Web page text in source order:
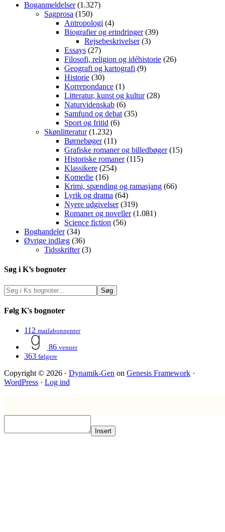
Boganmeldelser(1.327)
Sagprosa (150)
Antropologi (4)
Biografier og erindringer(39)
Rejsebeskrivelser(3)
Essays (27)
Filosofi, religion og idéhistorie (26)
Geografi og kartografi (9)
Historie (30)
Korrepondance (1)
Litteratur, kunst og kultur(28)
Naturvidenskab (6)
Samfund og debat (35)
Sport og fritid (6)
Skønlitteratur(1.232)
Børnebøger(11)
Grafiske romaner og billedbøger(15)
Historiske romaner(115)
Klassikere (254)
Komedie (16)
Krimi, spænding og ramasjang (66)
Lyrik og drama (64)
Nyere udgivelser(319)
Romaner og noveller(1.081)
Science fiction (56)
Boghandeler(34)
Øvrige indlæg (36)
Tidsskrifter(3)
Søg i K’s bognoter
Følg K's bognoter
112 mailabonnenter
86 venner
363 følgere
Copyright © 2026 · Dynamik-Gen on Genesis Framework ·
WordPress · Log ind
Insert